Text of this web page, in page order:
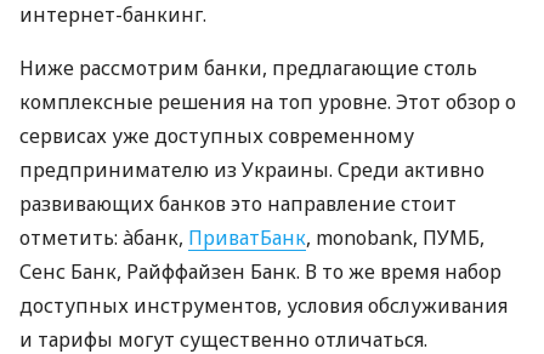
интернет-банкинг.
Ниже рассмотрим банки, предлагающие столь
комплексные решения на топ уровне. Этот обзор о
сервисах уже доступных современному
предпринимателю из Украины. Среди активно
развивающих банков это направление стоит
отметить: àбанк, ПриватБанк, monobank, ПУМБ,
Сенс Банк, Райффайзен Банк. В то же время набор
доступных инструментов, условия обслуживания
и тарифы могут существенно отличаться.